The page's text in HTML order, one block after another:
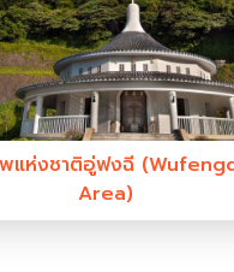
แห่งชาติอู่ฟงฉี
Area)